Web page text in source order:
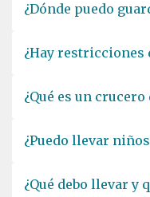
¿Dónde puedo
¿Hay restricciones
¿Qué es un
¿Puedo llevar
¿Qué debo llevar y